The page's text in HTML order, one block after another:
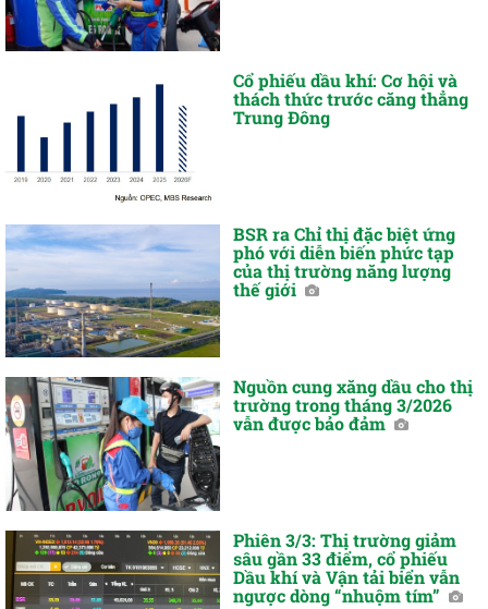
Cổ phiếu dầu khí: Cơ hội và
thách thức trước căng thẳng
Trung Đông
BSR ra Chỉ thị đặc biệt ứng
phó với diễn biến phức tạp
của thị trường năng lượng
thế giới
Nguồn cung xăng dầu cho thị
trường trong tháng 3/2026
vẫn được bảo đảm
Phiên 3/3: Thị trường giảm
sâu gần 33 điểm, cổ phiếu
Dầu khí và Vận tải biển vẫn
ngược dòng “nhuộm tím”